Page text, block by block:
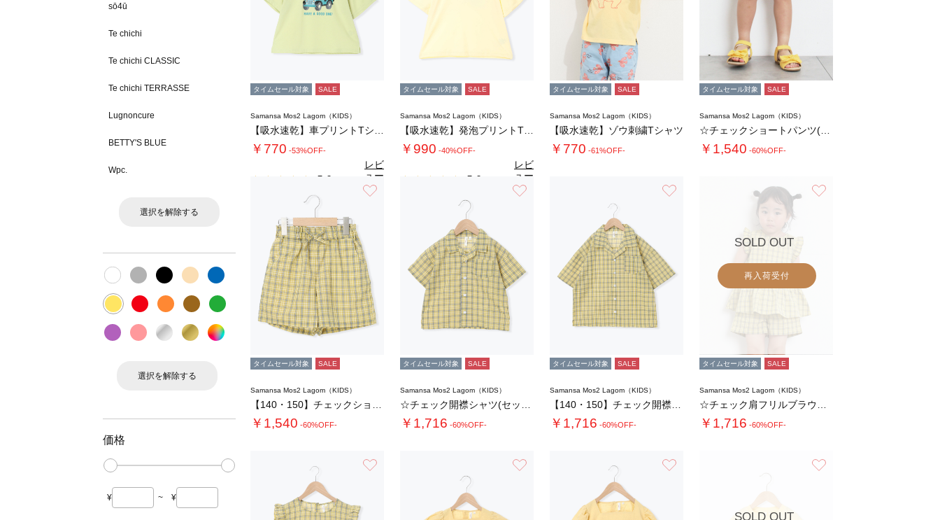
sō4ū
Te chichi
Te chichi CLASSIC
Te chichi TERRASSE
Lugnoncure
BETTY'S BLUE
Wpc.
選択を解除する
選択を解除する
価格
¥ ~ ¥
タイムセール対象 SALE
Samansa Mos2 Lagom（KIDS）
￥770 -53%OFF-
5.0
レビ
ュー
を見
る
タイムセール対象 SALE
Samansa Mos2 Lagom（KIDS）
￥990 -40%OFF-
5.0
レビ
ュー
を見
る
タイムセール対象 SALE
Samansa Mos2 Lagom（KIDS）
【吸水速乾】ゾウ刺繍Tシャツ
￥770 -61%OFF-
タイムセール対象 SALE
Samansa Mos2 Lagom（KIDS）
￥1,540 -60%OFF-
タイムセール対象 SALE
Samansa Mos2 Lagom（KIDS）
￥1,540 -60%OFF-
タイムセール対象 SALE
Samansa Mos2 Lagom（KIDS）
￥1,716 -60%OFF-
タイムセール対象 SALE
Samansa Mos2 Lagom（KIDS）
￥1,716 -60%OFF-
SOLD OUT
再入荷受付
タイムセール対象 SALE
Samansa Mos2 Lagom（KIDS）
￥1,716 -60%OFF-
SOLD OUT